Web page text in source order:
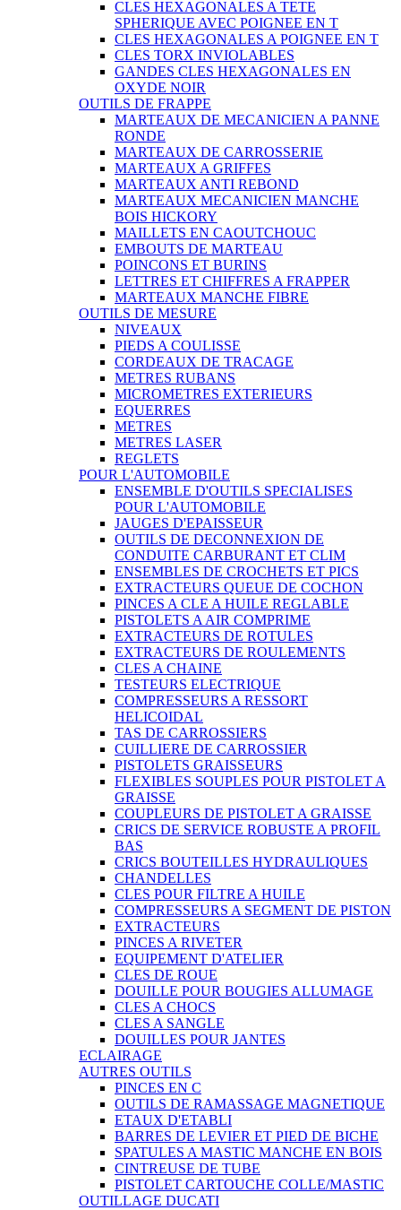
CLES HEXAGONALES A TETE
SPHERIQUE AVEC POIGNEE EN T
CLES HEXAGONALES A POIGNEE EN T
CLES TORX INVIOLABLES
GANDES CLES HEXAGONALES EN
OXYDE NOIR
OUTILS DE FRAPPE
MARTEAUX DE MECANICIEN A PANNE
RONDE
MARTEAUX DE CARROSSERIE
MARTEAUX A GRIFFES
MARTEAUX ANTI REBOND
MARTEAUX MECANICIEN MANCHE
BOIS HICKORY
MAILLETS EN CAOUTCHOUC
EMBOUTS DE MARTEAU
POINCONS ET BURINS
LETTRES ET CHIFFRES A FRAPPER
MARTEAUX MANCHE FIBRE
OUTILS DE MESURE
NIVEAUX
PIEDS A COULISSE
CORDEAUX DE TRACAGE
METRES RUBANS
MICROMETRES EXTERIEURS
EQUERRES
METRES
METRES LASER
REGLETS
POUR L'AUTOMOBILE
ENSEMBLE D'OUTILS SPECIALISES
POUR L'AUTOMOBILE
JAUGES D'EPAISSEUR
OUTILS DE DECONNEXION DE
CONDUITE CARBURANT ET CLIM
ENSEMBLES DE CROCHETS ET PICS
EXTRACTEURS QUEUE DE COCHON
PINCES A CLE A HUILE REGLABLE
PISTOLETS A AIR COMPRIME
EXTRACTEURS DE ROTULES
EXTRACTEURS DE ROULEMENTS
CLES A CHAINE
TESTEURS ELECTRIQUE
COMPRESSEURS A RESSORT
HELICOIDAL
TAS DE CARROSSIERS
CUILLIERE DE CARROSSIER
PISTOLETS GRAISSEURS
FLEXIBLES SOUPLES POUR PISTOLET A
GRAISSE
COUPLEURS DE PISTOLET A GRAISSE
CRICS DE SERVICE ROBUSTE A PROFIL
BAS
CRICS BOUTEILLES HYDRAULIQUES
CHANDELLES
CLES POUR FILTRE A HUILE
COMPRESSEURS A SEGMENT DE PISTON
EXTRACTEURS
PINCES A RIVETER
EQUIPEMENT D'ATELIER
CLES DE ROUE
DOUILLE POUR BOUGIES ALLUMAGE
CLES A CHOCS
CLES A SANGLE
DOUILLES POUR JANTES
ECLAIRAGE
AUTRES OUTILS
PINCES EN C
OUTILS DE RAMASSAGE MAGNETIQUE
ETAUX D'ETABLI
BARRES DE LEVIER ET PIED DE BICHE
SPATULES A MASTIC MANCHE EN BOIS
CINTREUSE DE TUBE
PISTOLET CARTOUCHE COLLE/MASTIC
OUTILLAGE DUCATI